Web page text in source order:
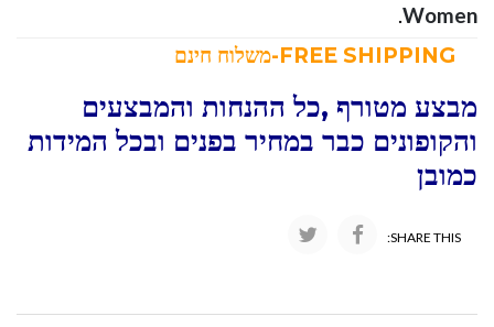
Women
מבצע מטורף ,כל ההנחות והמבצעים
והקופונים כבר במחיר בפנים ובכל המידות
כמובן
SHARE THIS: